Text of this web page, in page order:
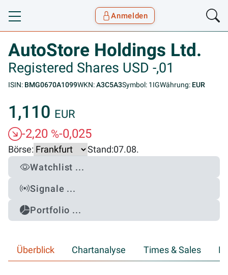
Toggle navigation
Anmelden
AutoStore Holdings Ltd.
Registered Shares USD -,01
ISIN: BMG0670A1099WKN:A3C5A3Symbol: 1IGWährung: EUR
1,110 EUR
-2,20 %-0,025
Börse: Stand:07.08.
Watchlist ...
Signale ...
Portfolio ...
Überblick Chartanalyse Times & Sales